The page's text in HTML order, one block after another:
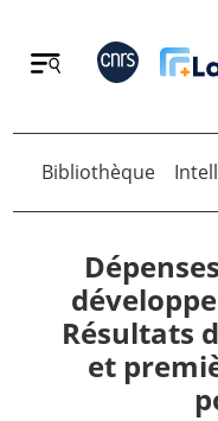
Retour
Accueil
Retour
Bibliothèque
Résultats
et